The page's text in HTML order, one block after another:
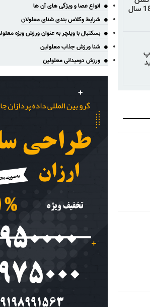
انواع عصا و ویژگی های آن ها
شرایط وکلاس بندی شنای معلولان
بسکتبال با ویلچر به عنوان ورزش ویژه
شنا ورزش جذاب معلولین
ورزش دومیدانی معلولین